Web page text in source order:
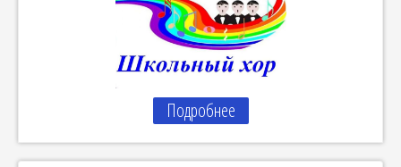
Подробнее